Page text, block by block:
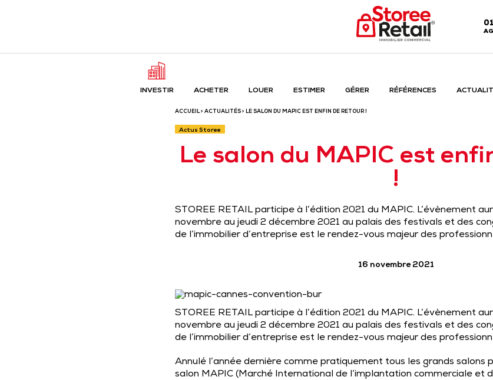
INVESTIR ACHETER LOUER ESTIMER GÉRER RÉFÉRENCES
ACCUEIL> ACTUALITÉS > LE SALON DU MAPIC EST ENFIN DE RETOUR !
Actus Storee
Le salon du MAPIC est
!
STOREE RETAIL participe à l’édition 2021 du MAPIC. L’évènement
novembre au jeudi 2 décembre 2021 au palais des festivals et des
de l’immobilier d’entreprise est le rendez-vous majeur des
16 novembre 2021
STOREE RETAIL participe à l’édition 2021 du MAPIC. L’évènement
novembre au jeudi 2 décembre 2021 au palais des festivals et des
de l’immobilier d’entreprise est le rendez-vous majeur des
Annulé l’année dernière comme pratiquement tous les grands salons
salon MAPIC (Marché International de l’implantation commerciale et